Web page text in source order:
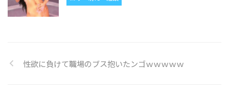
性欲に負けて職場のブス抱いたンゴｗｗｗｗｗ